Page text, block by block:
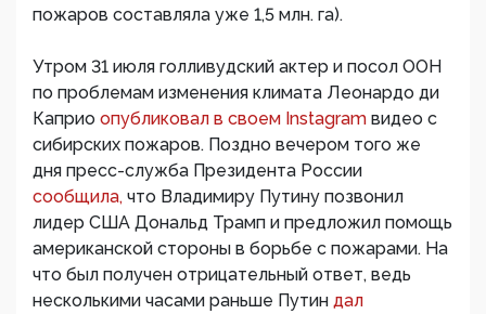
пожаров составляла уже 1,5 млн. га).
Утром 31 июля голливудский актер и посол ООН
по проблемам изменения климата Леонардо ди
Каприо опубликовал в своем Instagram видео с
сибирских пожаров. Поздно вечером того же
дня пресс-служба Президента России
сообщила, что Владимиру Путину позвонил
лидер США Дональд Трамп и предложил помощь
американской стороны в борьбе с пожарами. На
что был получен отрицательный ответ, ведь
несколькими часами раньше Путин дал